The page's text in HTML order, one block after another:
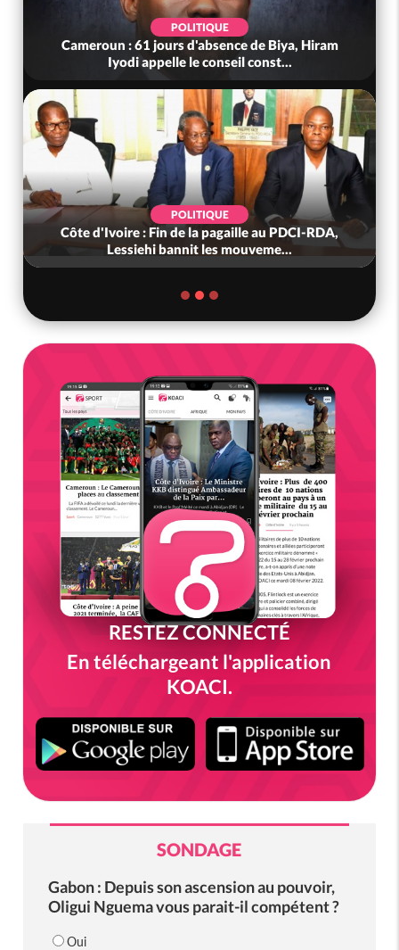
POLITIQUE
Cameroun : 61 jours d'absence de Biya, Hiram
Iyodi appelle le conseil const...
POLITIQUE
Côte d'Ivoire : Fin de la pagaille au PDCI-RDA,
Lessiehi bannit les mouveme...
RESTEZ CONNECTÉ
En téléchargeant l'application
KOACI.
SONDAGE
Gabon : Depuis son ascension au pouvoir,
Oligui Nguema vous parait-il compétent ?
Oui